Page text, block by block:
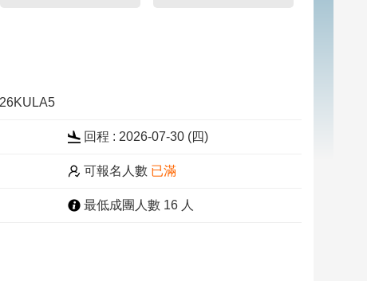
回程 : 2026-07-30 (四)
可報名人數 已滿
最低成團人數 16 人